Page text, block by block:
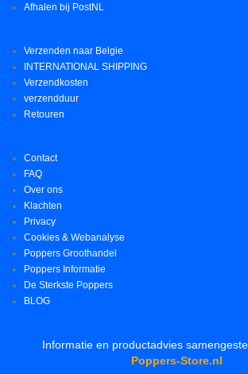
Afhalen bij PostNL
Verzenden naar Belgie
INTERNATIONAL SHIPPING
Verzendkosten
verzendduur
Retouren
Contact
FAQ
Over ons
Klachten
Privacy
Cookies & Webanalyse
Poppers Groothandel
Poppers Informatie
De Sterkste Poppers
BLOG
Informatie en productadvies
Poppers-Store.nl